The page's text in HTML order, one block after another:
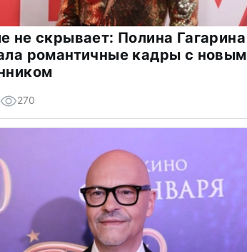
не скрывает: Полина Гагарина
романтичные кадры с новым
270